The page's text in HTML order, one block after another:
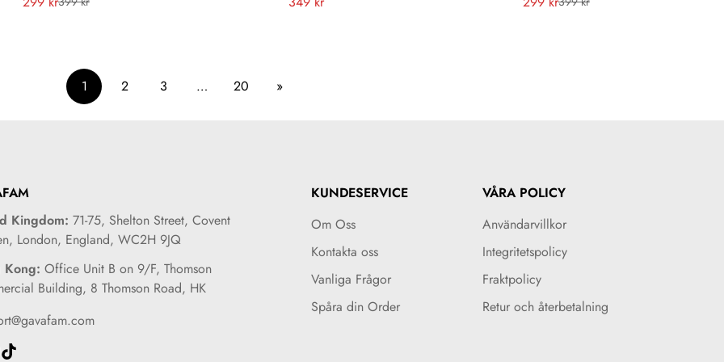
Försäljningspris
Vanligt
Försäljningspris
Vanligt
1 2 3 … 20 »
Kingdom: 71-75, Shelton Street, Covent
London, England, WC2H 9JQ
Kong: Office Unit B on 9/F, Thomson
Building, 8 Thomson Road, HK
KUNDESERVICE
Om Oss
Kontakta oss
Vanliga Frågor
Spåra din Order
VÅRA POLICY
Användarvillkor
Integritetspolicy
Fraktpolicy
Retur och återbetalning